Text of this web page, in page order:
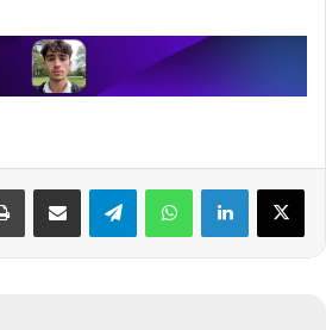
X لینکدین واتس آپ تلگرام اشتراک گذاری از طریق ایمیل